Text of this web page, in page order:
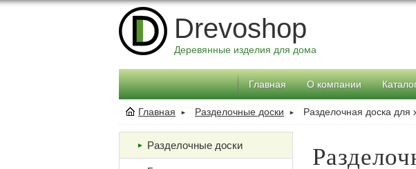
Drevoshop
Деревянные изделия для дома
Главная О компании
Главная ► Разделочные доски ► Разделочная доска для
► Разделочные доски